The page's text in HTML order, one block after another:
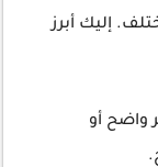
إليك أبرز
واضح أو